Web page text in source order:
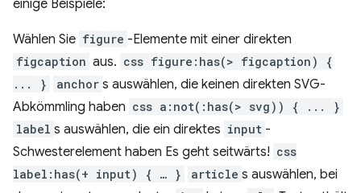
einige Beispiele:
Wählen Sie figure -Elemente mit einer direkten
figcaption aus. css figure:has(> figcaption) {
... }
anchor s auswählen, die keinen direkten SVG-
Abkömmling haben css a:not(:has(> svg)) { ... }
label s auswählen, die ein direktes input -
Schwesterelement haben Es geht seitwärts! css
label:has(+ input) { … }
article s auswählen, bei